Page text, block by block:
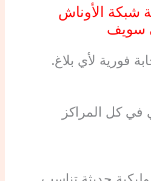
الأوناش
سويف
في كل المراكز